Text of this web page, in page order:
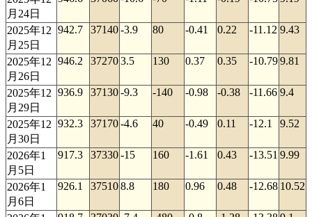
月24日
2025年12
月25日
942.7 37140-3.9 80 -0.41 0.22 -11.12 9.43
2025年12
月26日
946.2 372703.5 130 0.37 0.35 -10.799.81
2025年12
月29日
936.9 37130-9.3 -140 -0.98 -0.38 -11.66 9.4
2025年12
月30日
932.3 37170-4.6 40 -0.49 0.11 -12.1 9.52
2026年1
月5日
917.3 37330-15 160 -1.61 0.43 -13.51 9.99
2026年1
月6日
926.1 375108.8 180 0.96 0.48 -12.68 10.52